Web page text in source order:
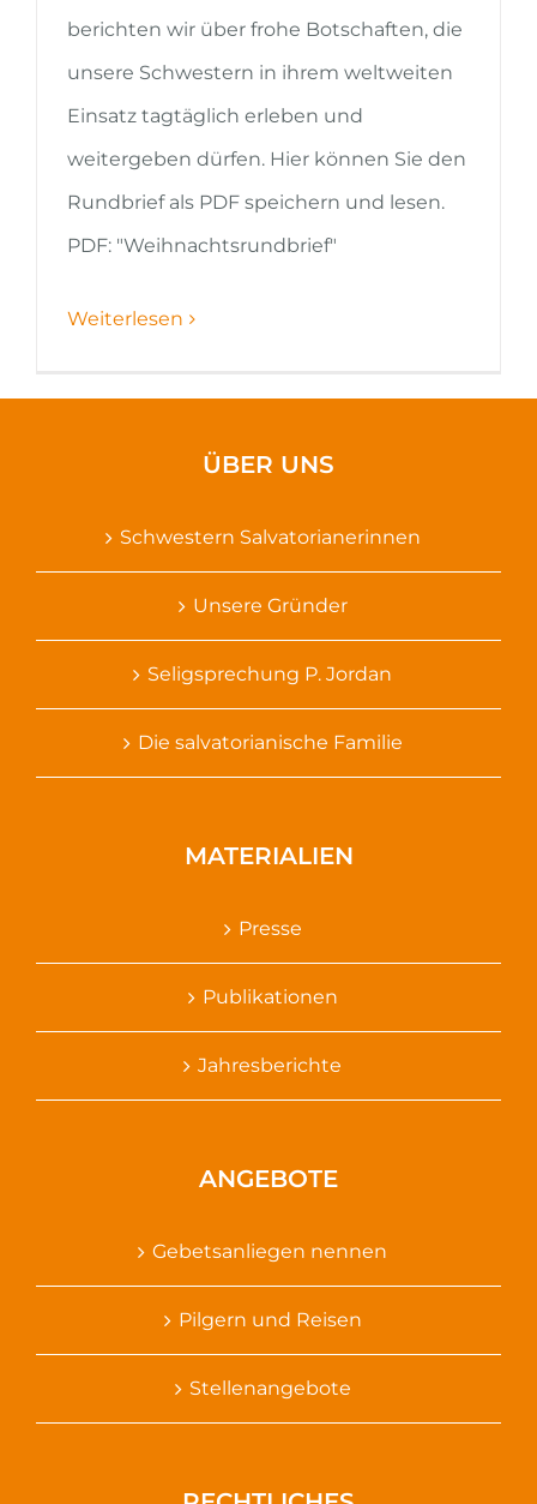
berichten wir über frohe Botschaften, die
unsere Schwestern in ihrem weltweiten
Einsatz tagtäglich erleben und
weitergeben dürfen. Hier können Sie den
Rundbrief als PDF speichern und lesen.
PDF: "Weihnachtsrundbrief"
Weiterlesen
ÜBER UNS
Schwestern Salvatorianerinnen
Unsere Gründer
Seligsprechung P. Jordan
Die salvatorianische Familie
MATERIALIEN
Presse
Publikationen
Jahresberichte
ANGEBOTE
Gebetsanliegen nennen
Pilgern und Reisen
Stellenangebote